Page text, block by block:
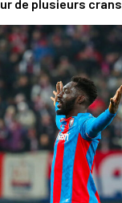
de plusieurs